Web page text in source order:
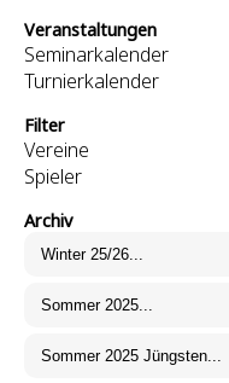
Veranstaltungen
Seminarkalender
Turnierkalender
Filter
Vereine
Spieler
Archiv